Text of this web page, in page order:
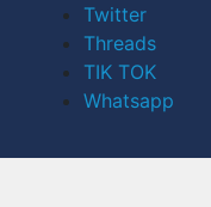
Twitter
Threads
TIK TOK
Whatsapp